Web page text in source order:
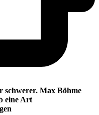
schwerer. Max Böhme
eine Art